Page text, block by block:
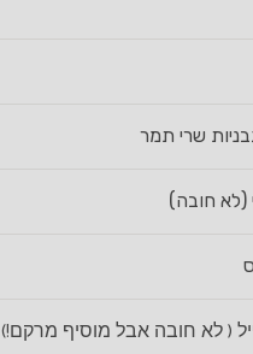
שרי תמר
(לא חובה)
( לא חובה אבל מוסיף מרקם!)